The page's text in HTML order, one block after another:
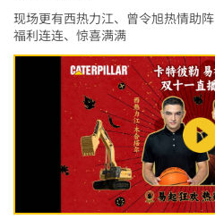
现场更有西热力江、曾令旭热情助阵
福利连连、惊喜满满